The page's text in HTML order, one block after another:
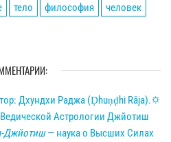
тело философия
человек
Дхундхи Раджа (Ḍhuṇḍhi Rāja).🌣
Астрологии Джйотиш
Джйотиш— наука о Высших Силах